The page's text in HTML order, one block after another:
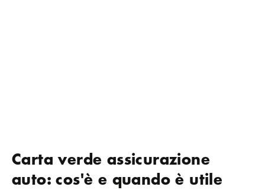
Carta verde assicurazione
auto: cos'è e quando è utile